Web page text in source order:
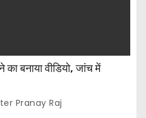
बनाया वीडियो, जांच में
Pranay Raj